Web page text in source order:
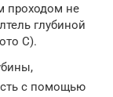
проходом не
глубиной
С).
с помощью